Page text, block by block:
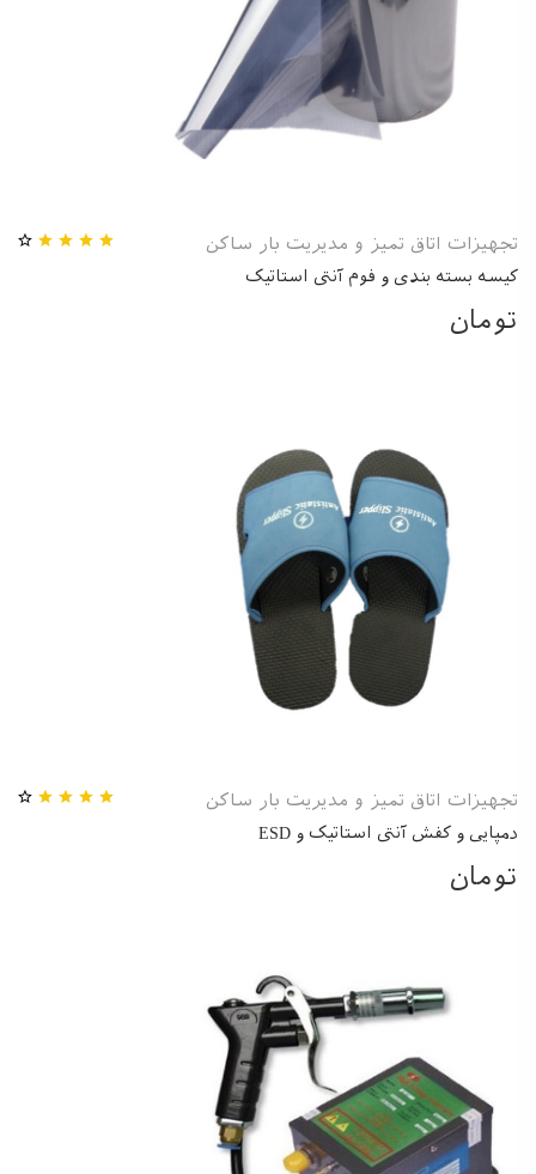
تجهیزات اتاق تمیز و مدیریت بار ساکن
کیسه بسته بندی و فوم آنتی استاتیک
تومان
تجهیزات اتاق تمیز و مدیریت بار ساکن
دمپایی و کفش آنتی استاتیک و ESD
تومان